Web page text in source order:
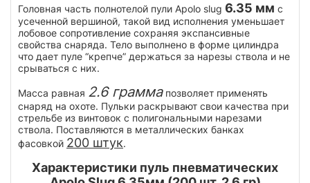
Головная часть полнотелой пули Apolo slug 6.35 мм с
усеченной вершиной, такой вид исполнения уменьшает
лобовое сопротивление сохраняя экспансивные
свойства снаряда. Тело выполнено в форме цилиндра
что дает пуле “крепче” держаться за нарезы ствола и не
срываться с них.
Масса равная 2.6 граммапозволяет применять
снаряд на охоте. Пульки раскрывают свои качества при
стрельбе из винтовок с полигональными нарезами
ствола. Поставляются в металлических банках
фасовкой 200 штук.
Характеристики пуль пневматических